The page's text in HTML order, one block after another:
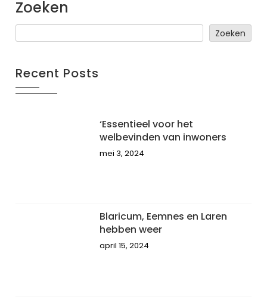
Zoeken
Zoeken
Recent Posts
‘Essentieel voor het
welbevinden van inwoners
mei 3, 2024
Blaricum, Eemnes en Laren
hebben weer
april 15, 2024